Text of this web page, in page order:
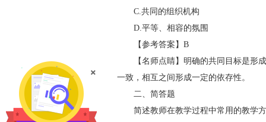
C.共同的组织机构
D.平等、相容的氛围
【参考答案】B
【名师点睛】明确的共同目标是形成
一致，相互之间形成一定的依存性。
二、简答题
简述教师在教学过程中常用的教学方
×